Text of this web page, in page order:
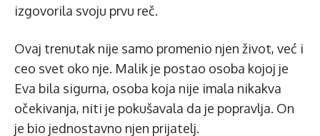
izgovorila svoju prvu reč.
Ovaj trenutak nije samo promenio njen život, već i
ceo svet oko nje. Malik je postao osoba kojoj je
Eva bila sigurna, osoba koja nije imala nikakva
očekivanja, niti je pokušavala da je popravlja. On
je bio jednostavno njen prijatelj.